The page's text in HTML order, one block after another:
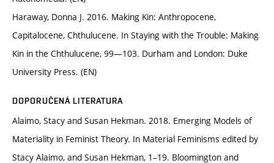
Haraway, Donna J. 2016. Making Kin: Anthropocene,
Capitalocene, Chthulucene. In Staying with the Trouble: Making
Kin in the Chthulucene, 99—103. Durham and London: Duke
University Press. (EN)
DOPORUČENÁ LITERATURA
Alaimo, Stacy and Susan Hekman. 2018. Emerging Models of
Materiality in Feminist Theory. In Material Feminisms edited by
Stacy Alaimo, and Susan Hekman, 1–19. Bloomington and